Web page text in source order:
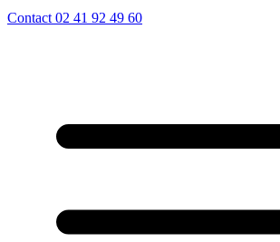
Contact 02 41 92 49 60